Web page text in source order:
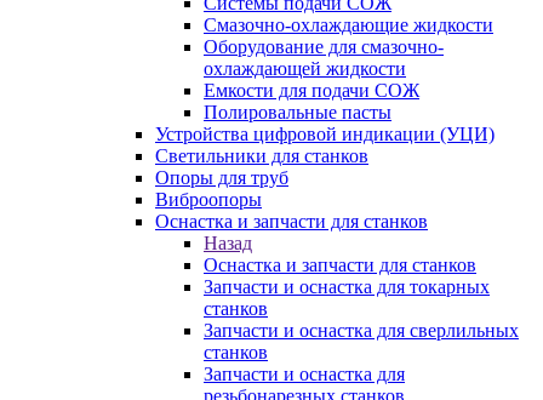
Смазочно-охлаждающие жидкости
Оборудование для смазочно-
охлаждающей жидкости
Емкости для подачи СОЖ
Полировальные пасты
Устройства цифровой индикации (УЦИ)
Светильники для станков
Опоры для труб
Виброопоры
Оснастка и запчасти для станков
Назад
Оснастка и запчасти для станков
Запчасти и оснастка для токарных
станков
Запчасти и оснастка для сверлильных
станков
Запчасти и оснастка для
резьбонарезных станков